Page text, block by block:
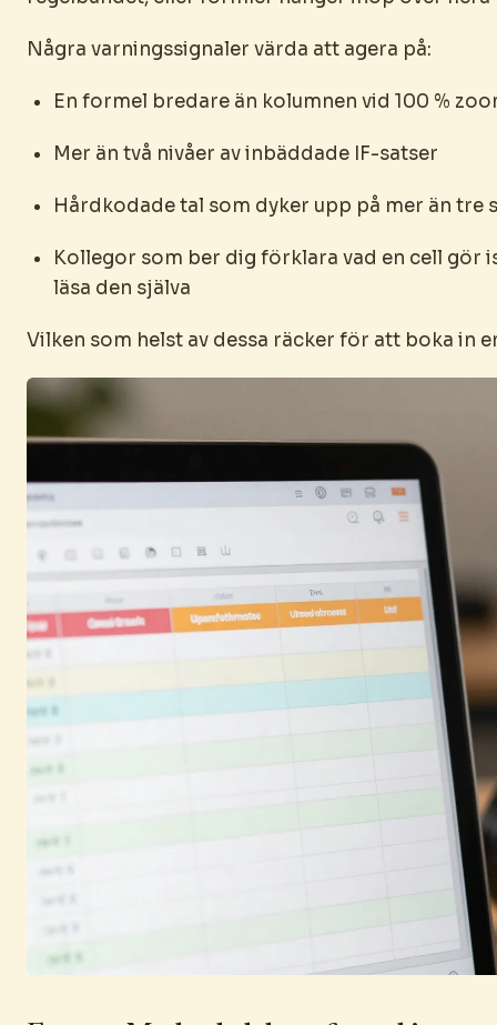
Några varningssignaler värda att agera på:
En formel bredare än kolumnen vid 100 %
Mer än två nivåer av inbäddade IF-satser
Hårdkodade tal som dyker upp på mer än tre
Kollegor som ber dig förklara vad en cell gör
läsa den själva
Vilken som helst av dessa räcker för att boka in